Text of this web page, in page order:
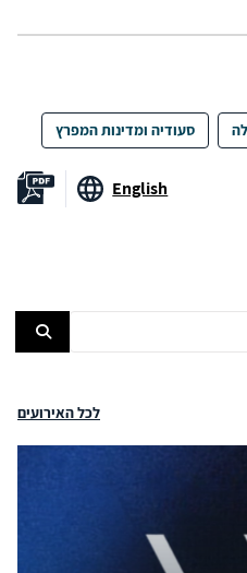
סעודיה ומדינות המפרץ
English
לכל האירועים